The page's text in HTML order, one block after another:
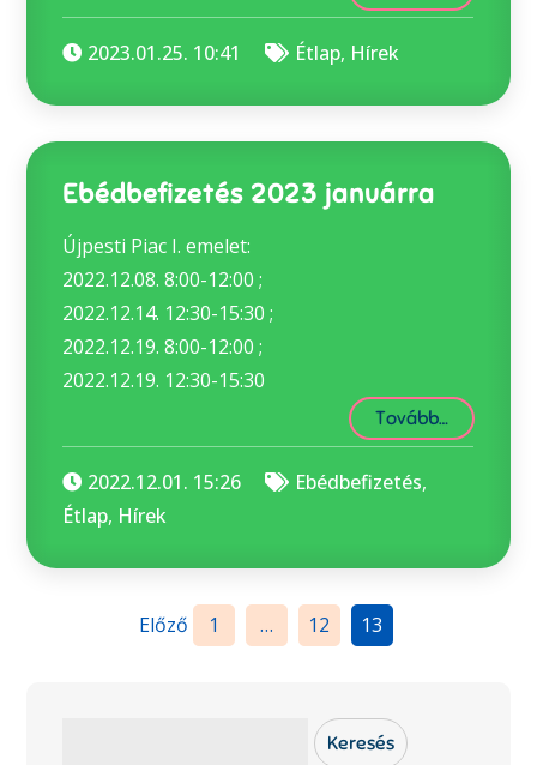
2023.01.25. 10:41 Étlap, Hírek
Ebédbefizetés 2023 januárra
Újpesti Piac I. emelet:
2022.12.08. 8:00-12:00 ;
2022.12.14. 12:30-15:30 ;
2022.12.19. 8:00-12:00 ;
2022.12.19. 12:30-15:30
Tovább…
2022.12.01. 15:26 Ebédbefizetés,
Étlap, Hírek
Bejegyzések
Előző 1 … 12 13
Keresés